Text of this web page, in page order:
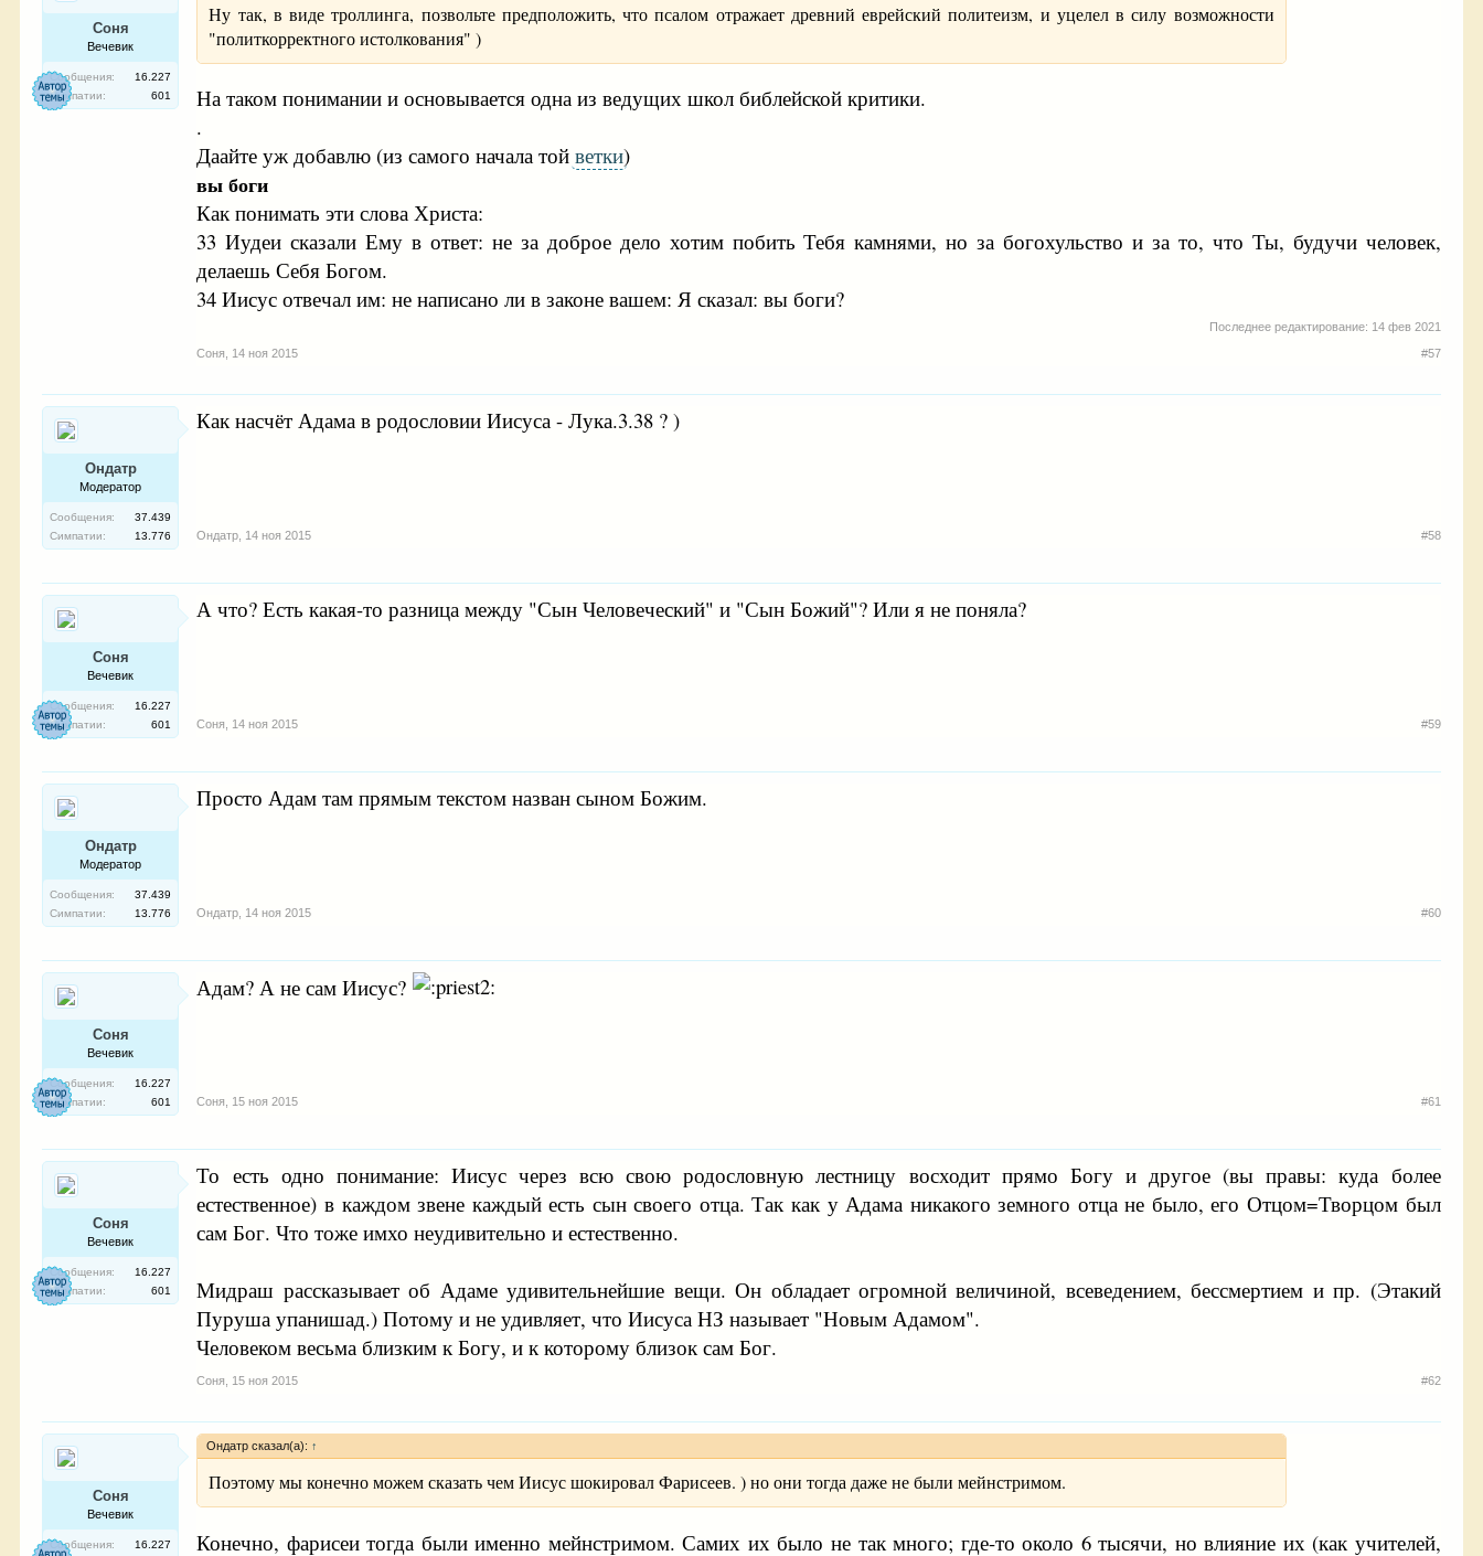
Соня
Вечевик
Сообщения:
16.227
Симпатии:
601
Ну так, в виде троллинга, позвольте предположить, что псалом отражает древний еврейский политеизм, и уцелел в силу возможности
"политкорректного истолкования" )
На таком понимании и основывается одна из ведущих школ библейской критики.
.
Даайте уж добавлю (из самого начала тойветки)
вы боги
Как понимать эти слова Христа:
33 Иудеи сказали Ему в ответ: не за доброе дело хотим побить Тебя камнями, но за богохульство и за то, что Ты, будучи человек,
делаешь Себя Богом.
34 Иисус отвечал им: не написано ли в законе вашем: Я сказал: вы боги?
Последнее редактирование: 14 фев 2021
Соня
14 ноя 2015 #57
Ондатр
Модератор
Сообщения:
37.439
Симпатии:
13.776
Как насчёт Адама в родословии Иисуса - Лука.3.38 ? )
Ондатр 14 ноя 2015 #58
Соня
Вечевик
Сообщения:
16.227
Симпатии:
601
А что? Есть какая-то разница между "Сын Человеческий" и "Сын Божий"? Или я не поняла?
Соня 14 ноя 2015 #59
Ондатр
Модератор
Сообщения:
37.439
Симпатии:
13.776
Просто Адам там прямым текстом назван сыном Божим.
Ондатр 14 ноя 2015 #60
Соня
Вечевик
Сообщения:
16.227
Симпатии:
601
Адам? А не сам Иисус?
Соня 15 ноя 2015 #61
Соня
Вечевик
Сообщения:
16.227
Симпатии:
601
То есть одно понимание: Иисус через всю свою родословную лестницу восходит прямо Богу и другое (вы правы: куда более
естественное) в каждом звене каждый есть сын своего отца. Так как у Адама никакого земного отца не было, его Отцом=Творцом был
сам Бог. Что тоже имхо неудивительно и естественно.
Мидраш рассказывает об Адаме удивительнейшие вещи. Он обладает огромной величиной, всеведением, бессмертием и пр. (Этакий
Пуруша упанишад.) Потому и не удивляет, что Иисуса НЗ называет "Новым Адамом".
Человеком весьма близким к Богу, и к которому близок сам Бог.
Соня 15 ноя 2015 #62
Соня
Вечевик
Сообщения: 16.227
Ондатр сказал(а): ↑
Поэтому мы конечно можем сказать чем Иисус шокировал Фарисеев. ) но они тогда даже не были мейнстримом.
Конечно, фарисеи тогда были именно мейнстримом. Самих их было не так много; где-то около 6 тысячи, но влияние их (как учителей,